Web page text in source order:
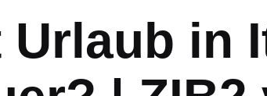
Urlaub in